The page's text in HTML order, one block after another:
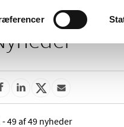
- 49 af 49 nyheder